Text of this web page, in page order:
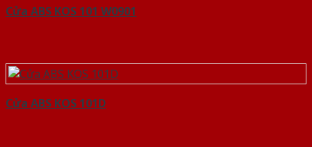
Cửa ABS KOS 101 W0901
Cửa ABS KOS 101D